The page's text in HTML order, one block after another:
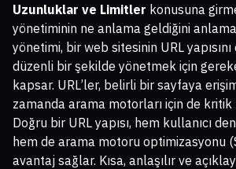
Uzunluklar ve Limitler konusuna
yönetiminin ne anlama geldiğini
yönetimi, bir web sitesinin URL
düzenli bir şekilde yönetmek için
kapsar. URL’ler, belirli bir sayfaya
zamanda arama motorları için de
Doğru bir URL yapısı, hem kullanıcı
hem de arama motoru optimizasyonu
avantaj sağlar. Kısa, anlaşılır ve